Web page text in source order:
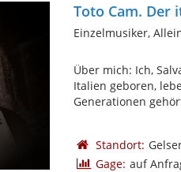
Einzelmusiker,
Über mich: Ich,
Italien geboren,
Generationen
Standort:
Gage: auf